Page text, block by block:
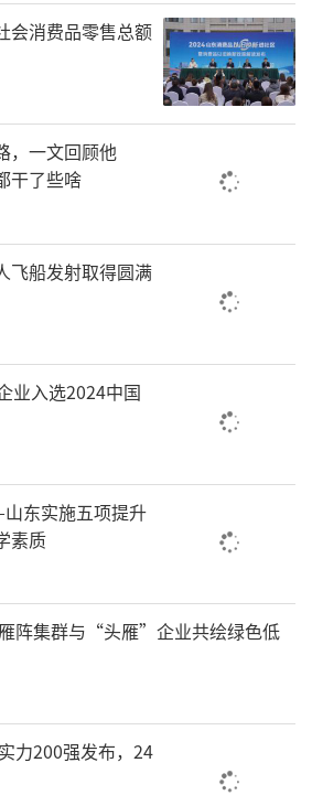
供应链与人工智能创新研究
服务山东、辐射黄河流域
，聚焦国际供应链自主可
、人工智能与大数据赋能、
应链风险预警等前沿方向，
科研创新平台。中心将推动
能、大数据、国际商务、港
合，形成可落地、可转化、
实用成果，助力区域产业数
化转型。
星科技学院将以两大平台为
化与CILT及国际学术界的合
职业经理认证体系，深耕科
、产业服务与国际合作，培
会消费品零售总额
，一文回顾他
干了些啥
飞船发射取得圆满
业入选2024中国
东实施五项提升
素质
阵集群与“头雁”企业共绘绿色低
力200强发布，24